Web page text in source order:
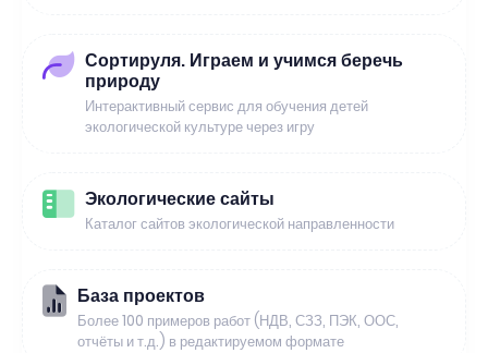
Сортируля. Играем и учимся беречь
природу
Интерактивный сервис для обучения детей
экологической культуре через игру
Экологические сайты
Каталог сайтов экологической направленности
База проектов
Более 100 примеров работ (НДВ, СЗЗ, ПЭК, ООС,
отчёты и т.д.) в редактируемом формате